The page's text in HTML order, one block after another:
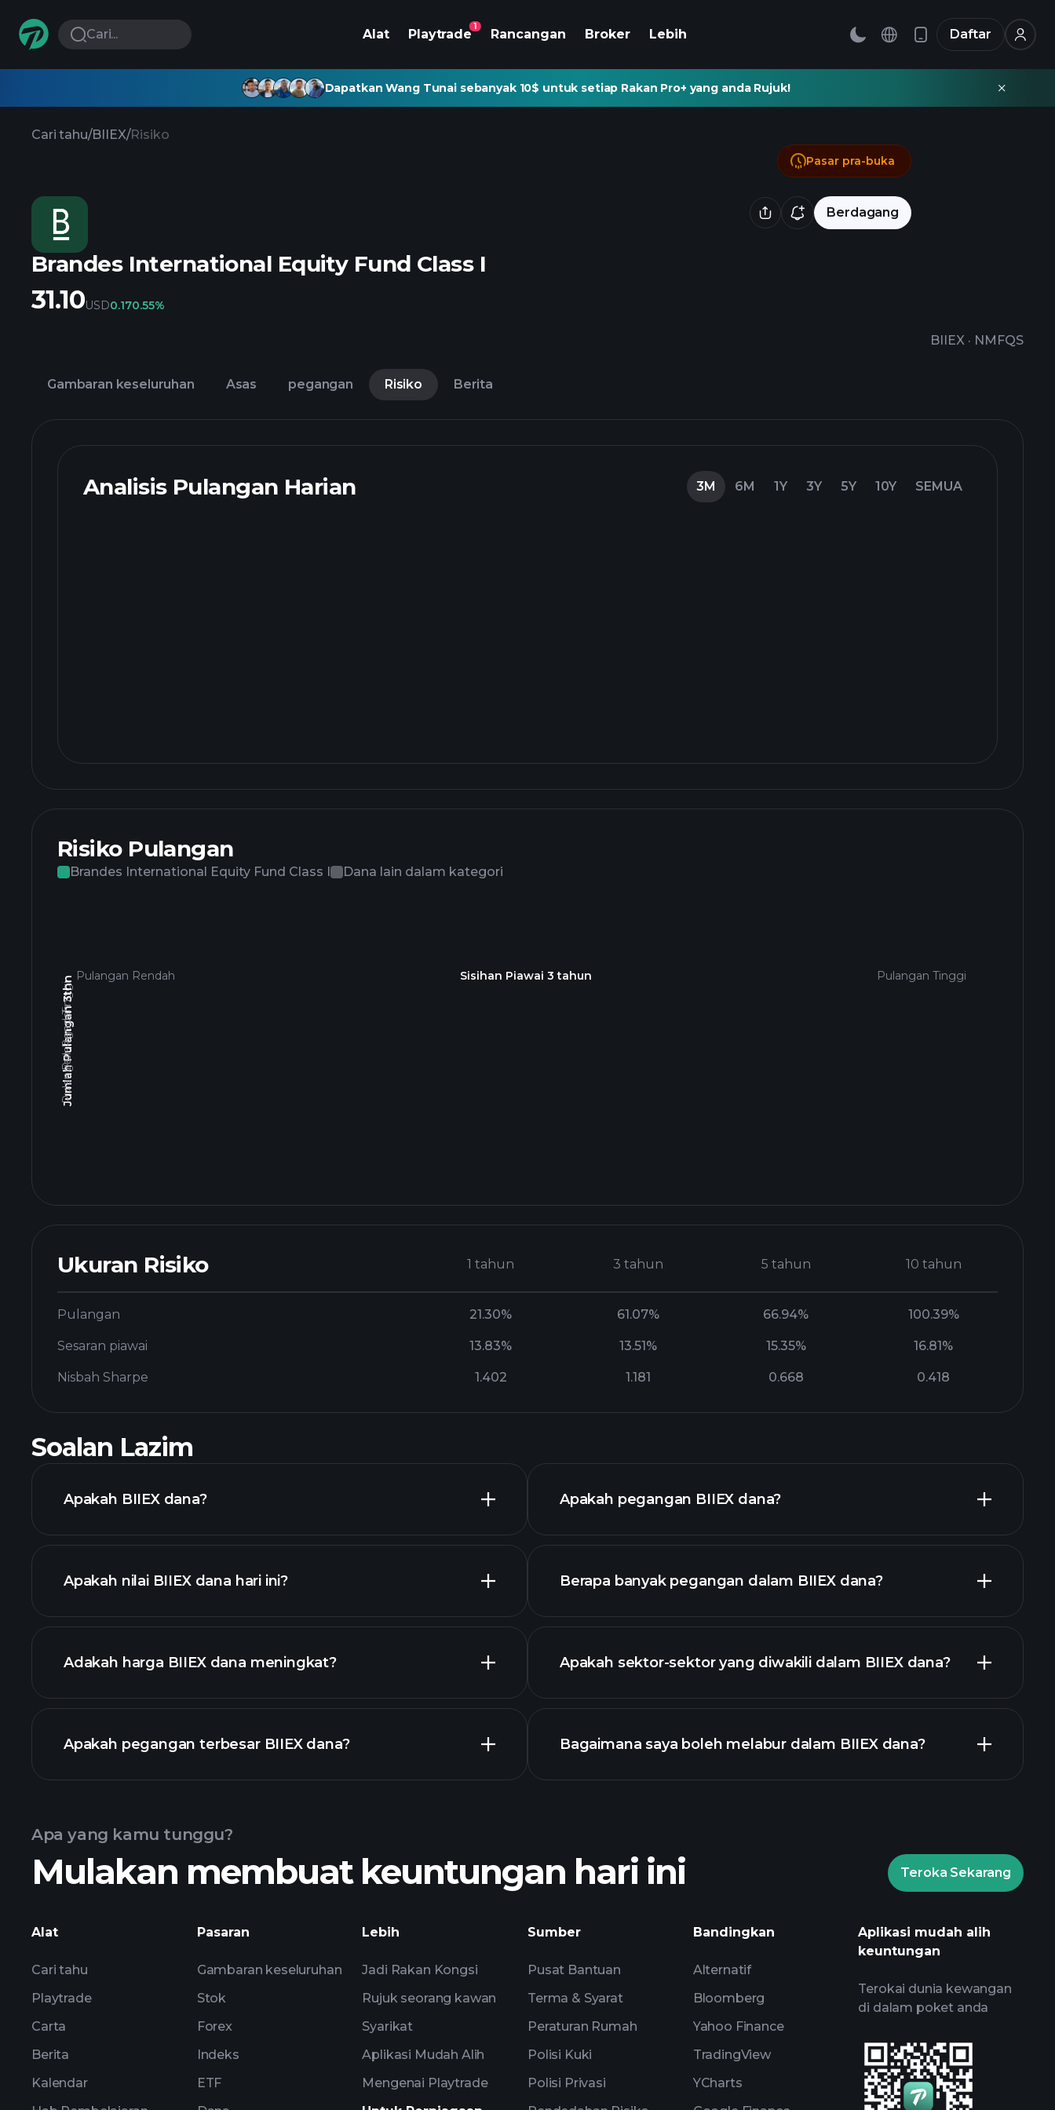
Cari... Alat Playtrade
1
Rancangan Broker Lebih Daftar
Dapatkan Wang Tunai sebanyak 10$ untuk setiap Rakan Pro+ yang anda Rujuk!
Cari tahu/BIIEX/Risiko
Berdagang
Brandes International Equity Fund Class I
BIIEX · NMFQS
Pasar pra-buka
31.10USD0.170.55%
Gambaran keseluruhan Asas pegangan Risiko Berita
Analisis Pulangan Harian 3M 6M 1Y 3Y 5Y 10Y SEMUA
Risiko Pulangan
Brandes International Equity Fund Class I Dana lain dalam kategori
Pulangan Tinggi
Jumlah Pulangan 3thn
Pulangan Rendah
Pulangan Rendah Sisihan Piawai 3 tahun Pulangan Tinggi
Ukuran Risiko 1 tahun 3 tahun 5 tahun 10 tahun
Pulangan 21.30% 61.07% 66.94% 100.39%
Sesaran piawai 13.83% 13.51% 15.35% 16.81%
Nisbah Sharpe 1.402 1.181 0.668 0.418
Soalan Lazim
Apakah BIIEX dana?
Apakah nilai BIIEX dana hari ini?
lanjutan
Adakah harga BIIEX dana meningkat?
Apakah pegangan terbesar BIIEX dana?
Apakah pegangan BIIEX dana?
Berapa banyak pegangan dalam BIIEX dana?
Apakah sektor-sektor yang diwakili dalam BIIEX dana?
Bagaimana saya boleh melabur dalam BIIEX dana?
Apa yang kamu tunggu?
Mulakan membuat keuntungan hari ini Teroka Sekarang
Alat
Cari tahu
Playtrade
Carta
Berita
Kalendar
Pasaran
Gambaran keseluruhan
Stok
Forex
Indeks
ETF
Lebih
Jadi Rakan Kongsi
Rujuk seorang kawan
Syarikat
Aplikasi Mudah Alih
Mengenai Playtrade
Sumber
Pusat Bantuan
Terma & Syarat
Peraturan Rumah
Polisi Kuki
Polisi Privasi
Bandingkan
Alternatif
Bloomberg
Yahoo Finance
TradingView
YCharts
Aplikasi mudah alih
keuntungan
Terokai dunia kewangan
di dalam poket anda